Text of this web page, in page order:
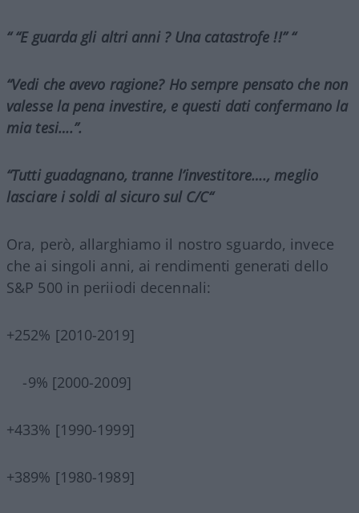
“ “E guarda gli altri anni ? Una catastrofe !!” “
“Vedi che avevo ragione? Ho sempre pensato che non
valesse la pena investire, e questi dati confermano la
mia tesi….”.
“Tutti guadagnano, tranne l’investitore…., meglio
lasciare i soldi al sicuro sul C/C“
Ora, però, allarghiamo il nostro sguardo, invece
che ai singoli anni, ai rendimenti generati dello
S&P 500 in periiodi decennali:
+252% [2010-2019]
-9% [2000-2009]
+433% [1990-1999]
+389% [1980-1989]